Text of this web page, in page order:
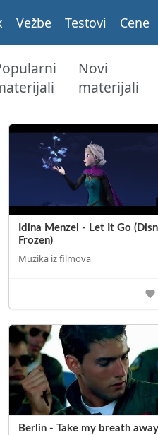
Vežbe Testovi Cene
Novi
materijali
Idina Menzel - Let It Go
Frozen)
Muzika iz filmova
Berlin - Take my breath